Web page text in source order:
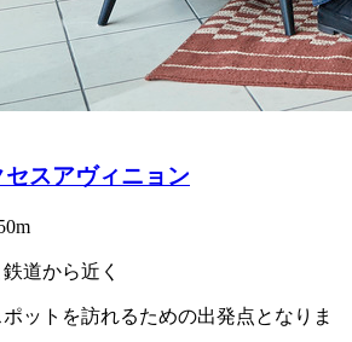
スアヴィニョン
道から近く
ットを訪れるための出発点となりま